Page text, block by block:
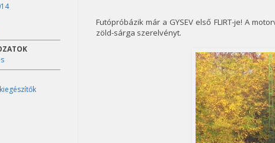
Futópróbázik már a GYSEV első FLIRT-je! A
zöld-sárga szerelvényt.